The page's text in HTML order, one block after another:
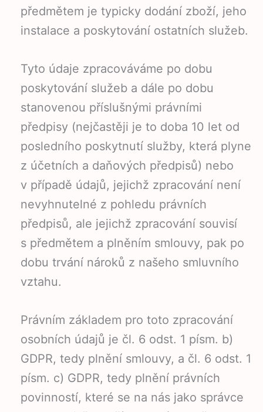
předmětem je typicky dodání zboží, jeho
instalace a poskytování ostatních služeb.
Tyto údaje zpracováváme po dobu
poskytování služeb a dále po dobu
stanovenou příslušnými právními
předpisy (nejčastěji je to doba 10 let od
posledního poskytnutí služby, která plyne
z účetních a daňových předpisů) nebo
v případě údajů, jejichž zpracování není
nevyhnutelné z pohledu právních
předpisů, ale jejichž zpracování souvisí
s předmětem a plněním smlouvy, pak po
dobu trvání nároků z našeho smluvního
vztahu.
Právním základem pro toto zpracování
osobních údajů je čl. 6 odst. 1 písm. b)
GDPR, tedy plnění smlouvy, a čl. 6 odst. 1
písm. c) GDPR, tedy plnění právních
povinností, které se na nás jako správce